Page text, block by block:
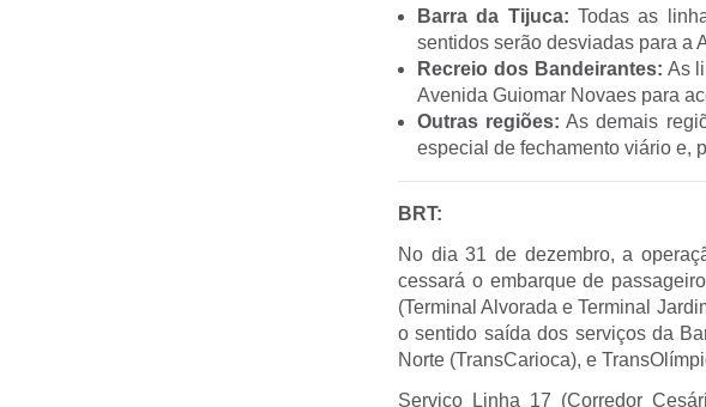
Barra da Tijuca: Todas as
sentidos serão desviadas para a
Recreio dos Bandeirantes: As
Avenida Guiomar Novaes para
Outras regiões: As demais
especial de fechamento viário e,
BRT:
No dia 31 de dezembro, a
cessará o embarque de
(Terminal Alvorada e Terminal
o sentido saída dos serviços da
Norte (TransCarioca), e
Serviço Linha 17 (Corredor